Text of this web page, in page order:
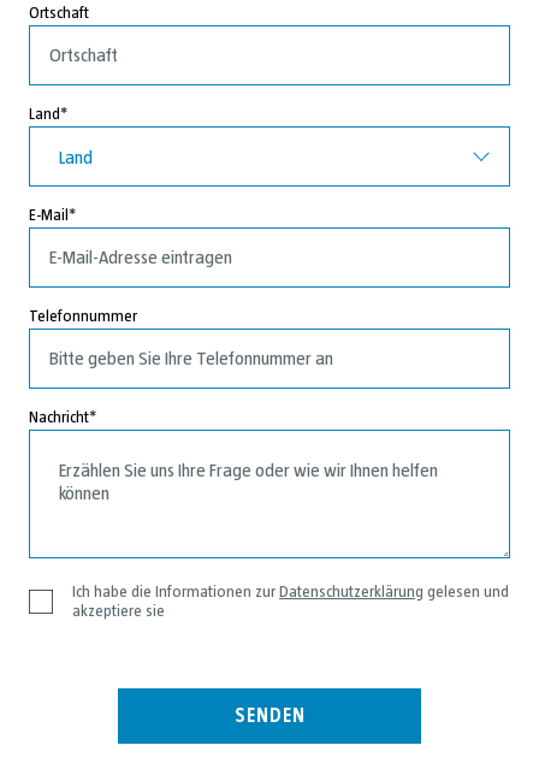
Ortschaft
Land
Land
E-Mail
Telefonnummer
Nachricht
Ich habe die Informationen zur Datenschutzerklärung gelesen und
akzeptiere sie
SENDEN